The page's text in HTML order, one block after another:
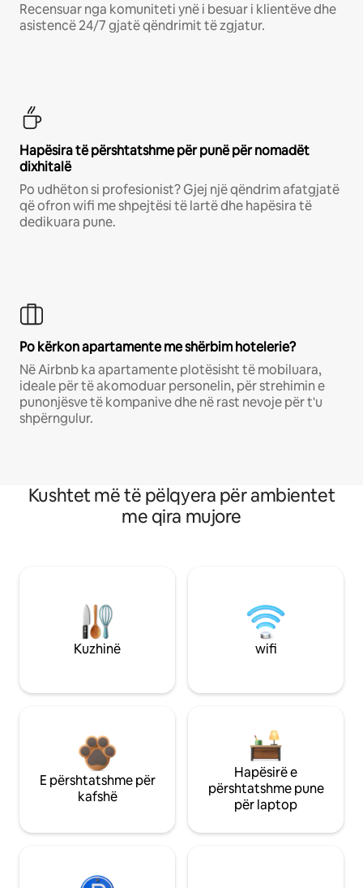
Recensuar nga komuniteti ynë i besuar i klientëve dhe
asistencë 24/7 gjatë qëndrimit të zgjatur.
Hapësira të përshtatshme për punë për nomadët
dixhitalë
Po udhëton si profesionist? Gjej një qëndrim afatgjatë
që ofron wifi me shpejtësi të lartë dhe hapësira të
dedikuara pune.
Po kërkon apartamente me shërbim hotelerie?
Në Airbnb ka apartamente plotësisht të mobiluara,
ideale për të akomoduar personelin, për strehimin e
punonjësve të kompanive dhe në rast nevoje për t'u
shpërngulur.
Kushtet më të pëlqyera për ambientet
me qira mujore
Kuzhinë wifi
E përshtatshme për
kafshë
Hapësirë e
përshtatshme pune
për laptop